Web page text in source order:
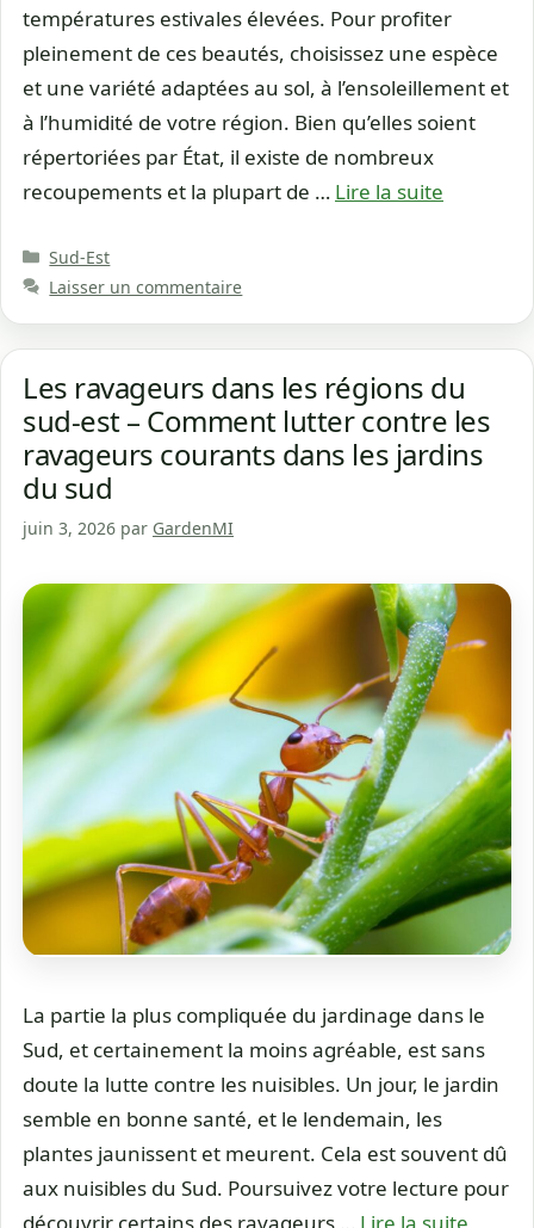
températures estivales élevées. Pour profiter
pleinement de ces beautés, choisissez une espèce
et une variété adaptées au sol, à l’ensoleillement et
à l’humidité de votre région. Bien qu’elles soient
répertoriées par État, il existe de nombreux
recoupements et la plupart de … Lire la suite
Catégories
Sud-Est
Laisser un commentaire
Les ravageurs dans les régions du
sud-est – Comment lutter contre les
ravageurs courants dans les jardins
du sud
juin 3, 2026 par GardenMI
La partie la plus compliquée du jardinage dans le
Sud, et certainement la moins agréable, est sans
doute la lutte contre les nuisibles. Un jour, le jardin
semble en bonne santé, et le lendemain, les
plantes jaunissent et meurent. Cela est souvent dû
aux nuisibles du Sud. Poursuivez votre lecture pour